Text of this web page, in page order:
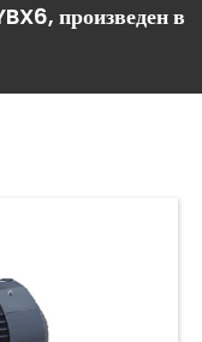
произведен в